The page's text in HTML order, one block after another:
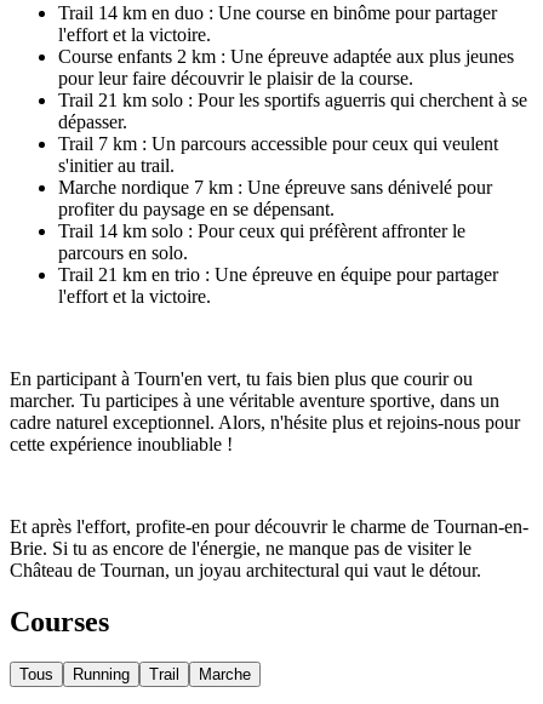
Trail 14 km en duo : Une course en binôme pour partager
l'effort et la victoire.
Course enfants 2 km : Une épreuve adaptée aux plus jeunes
pour leur faire découvrir le plaisir de la course.
Trail 21 km solo : Pour les sportifs aguerris qui cherchent à se
dépasser.
Trail 7 km : Un parcours accessible pour ceux qui veulent
s'initier au trail.
Marche nordique 7 km : Une épreuve sans dénivelé pour
profiter du paysage en se dépensant.
Trail 14 km solo : Pour ceux qui préfèrent affronter le
parcours en solo.
Trail 21 km en trio : Une épreuve en équipe pour partager
l'effort et la victoire.
En participant à Tourn'en vert, tu fais bien plus que courir ou
marcher. Tu participes à une véritable aventure sportive, dans un
cadre naturel exceptionnel. Alors, n'hésite plus et rejoins-nous pour
cette expérience inoubliable !
Et après l'effort, profite-en pour découvrir le charme de Tournan-en-
Brie. Si tu as encore de l'énergie, ne manque pas de visiter le
Château de Tournan, un joyau architectural qui vaut le détour.
Courses
Tous Running Trail Marche